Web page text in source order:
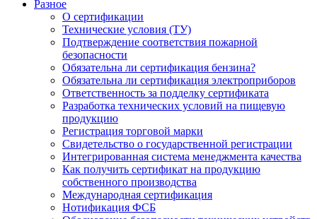
Разное
О сертификации
Технические условия (ТУ)
Подтверждение соответствия пожарной
безопасности
Обязательна ли сертификация бензина?
Обязательна ли сертификация электроприборов
Ответственность за подделку сертификата
Разработка технических условий на пищевую
продукцию
Регистрация торговой марки
Свидетельство о государственной регистрации
Интегрированная система менеджмента качества
Как получить сертификат на продукцию
собственного производства
Международная сертификация
Нотификация ФСБ